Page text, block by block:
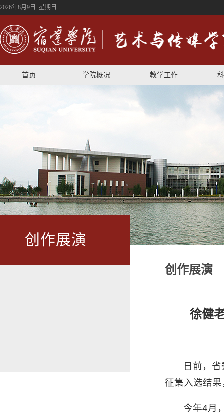
2026年8月9日 星期日
首页 学院概况 教学工作
创作展演
创作展演
徐健
日前，
征集入选结
今年4月